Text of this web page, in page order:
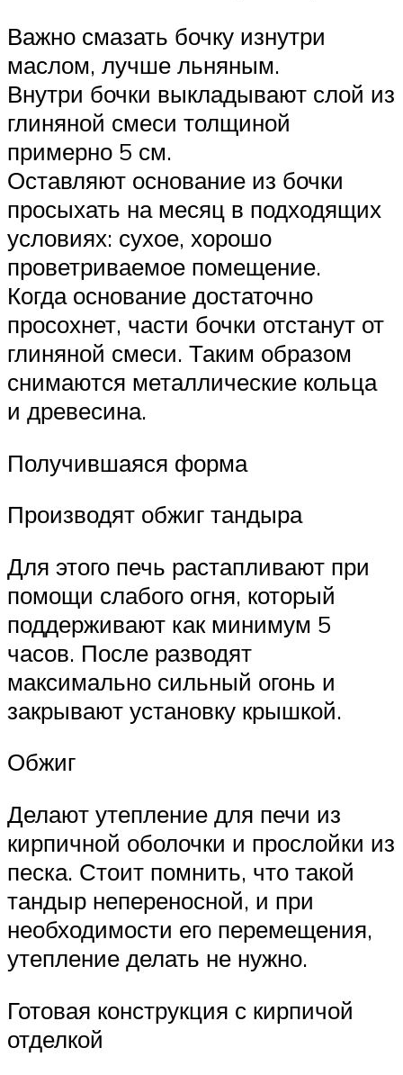
Важно смазать бочку изнутри
маслом, лучше льняным.
Внутри бочки выкладывают слой из
глиняной смеси толщиной
примерно 5 см.
Оставляют основание из бочки
просыхать на месяц в подходящих
условиях: сухое, хорошо
проветриваемое помещение.
Когда основание достаточно
просохнет, части бочки отстанут от
глиняной смеси. Таким образом
снимаются металлические кольца
и древесина.
Получившаяся форма
Производят обжиг тандыра
Для этого печь растапливают при
помощи слабого огня, который
поддерживают как минимум 5
часов. После разводят
максимально сильный огонь и
закрывают установку крышкой.
Обжиг
Делают утепление для печи из
кирпичной оболочки и прослойки из
песка. Стоит помнить, что такой
тандыр непереносной, и при
необходимости его перемещения,
утепление делать не нужно.
Готовая конструкция с кирпичой
отделкой